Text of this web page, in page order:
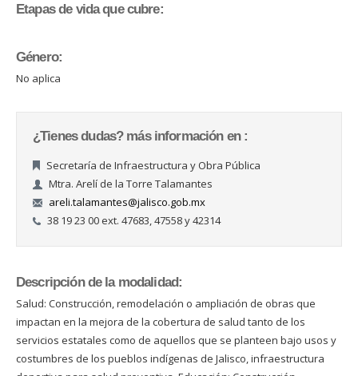
Etapas de vida que cubre:
Género:
No aplica
¿Tienes dudas? más información en :
Secretaría de Infraestructura y Obra Pública
Mtra. Arelí de la Torre Talamantes
areli.talamantes@jalisco.gob.mx
38 19 23 00 ext. 47683, 47558 y 42314
Descripción de la modalidad:
Salud: Construcción, remodelación o ampliación de obras que
impactan en la mejora de la cobertura de salud tanto de los
servicios estatales como de aquellos que se planteen bajo usos y
costumbres de los pueblos indígenas de Jalisco, infraestructura